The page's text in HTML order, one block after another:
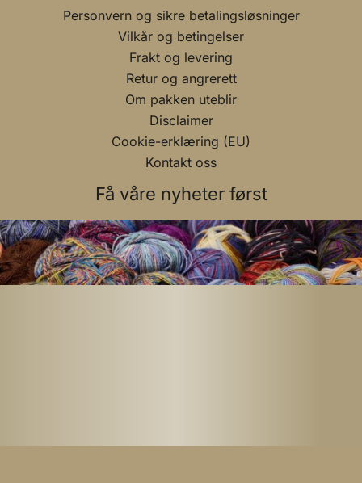
Personvern og sikre betalingsløsninger
Vilkår og betingelser
Frakt og levering
Retur og angrerett
Om pakken uteblir
Disclaimer
Cookie-erklæring (EU)
Kontakt oss
Få våre nyheter først